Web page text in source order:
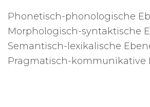
Phonetisch-phonologische
Morphologisch-syntaktische
Semantisch-lexikalische
Pragmatisch-kommunikative